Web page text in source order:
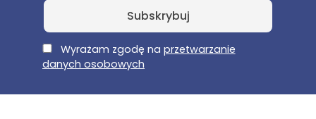
E-MailWyrażam zgodę na przetwarzanie
danych osobowych